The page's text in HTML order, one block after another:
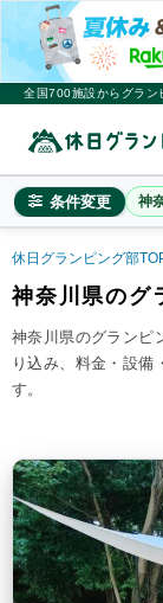
全国700施設からグラン
条件変更 神
料金目安※4名利用
施設タイプ
ドームテント コ
バンガロー・キャビン
特徴・アクティビ
BBQ サウナ・テ
休日グランピング部
神奈川県のグ
神奈川県のグランピ
り込み、料金・設備
す。